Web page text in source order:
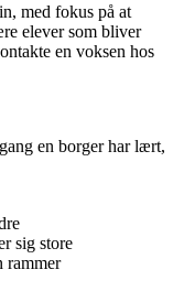
med fokus på at
elever som bliver
en voksen hos
en borger har lært,
sig store
rammer